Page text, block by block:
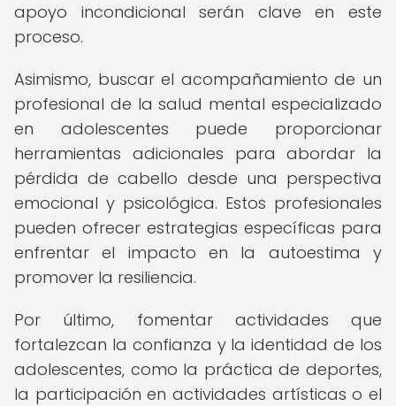
apoyo incondicional serán clave en este
proceso.
Asimismo, buscar el acompañamiento de un
profesional de la salud mental especializado
en adolescentes puede proporcionar
herramientas adicionales para abordar la
pérdida de cabello desde una perspectiva
emocional y psicológica. Estos profesionales
pueden ofrecer estrategias específicas para
enfrentar el impacto en la autoestima y
promover la resiliencia.
Por último, fomentar actividades que
fortalezcan la confianza y la identidad de los
adolescentes, como la práctica de deportes,
la participación en actividades artísticas o el